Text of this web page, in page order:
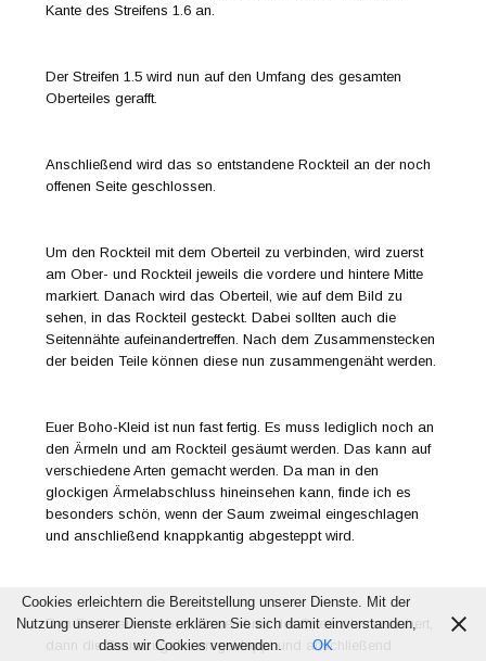
Kante des Streifens 1.6 an.
Der Streifen 1.5 wird nun auf den Umfang des gesamten
Oberteiles gerafft.
Anschließend wird das so entstandene Rockteil an der noch
offenen Seite geschlossen.
Um den Rockteil mit dem Oberteil zu verbinden, wird zuerst
am Ober- und Rockteil jeweils die vordere und hintere Mitte
markiert. Danach wird das Oberteil, wie auf dem Bild zu
sehen, in das Rockteil gesteckt. Dabei sollten auch die
Seitennähte aufeinandertreffen. Nach dem Zusammenstecken
der beiden Teile können diese nun zusammengenäht werden.
Euer Boho-Kleid ist nun fast fertig. Es muss lediglich noch an
den Ärmeln und am Rockteil gesäumt werden. Das kann auf
verschiedene Arten gemacht werden. Da man in den
glockigen Ärmelabschluss hineinsehen kann, finde ich es
besonders schön, wenn der Saum zweimal eingeschlagen
und anschließend knappkantig abgesteppt wird.
Den Rocksaum habe ich zuerst mit der Overlock versäubert,
dann die Saumzugabe umgeklappt und anschließend
Cookies erleichtern die Bereitstellung unserer Dienste. Mit der
Nutzung unserer Dienste erklären Sie sich damit einverstanden,
dass wir Cookies verwenden.
OK